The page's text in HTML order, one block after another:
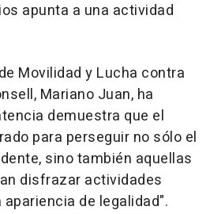
apunta a una actividad
Movilidad y Lucha contra
Mariano Juan, ha
demuestra que el
para perseguir no sólo el
sino también aquellas
disfrazar actividades
de legalidad".